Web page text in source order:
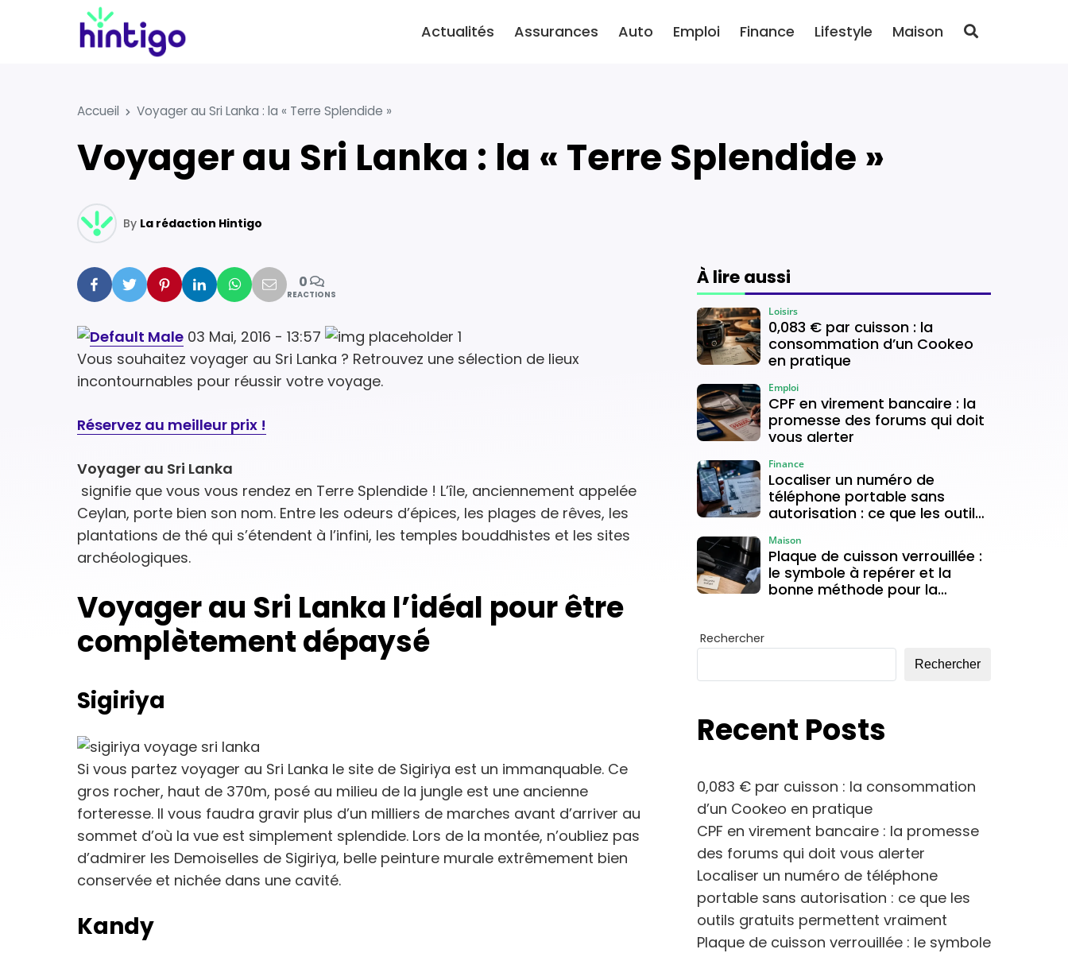
Actualités Assurances Auto Emploi Finance Lifestyle Maison
Accueil Voyager au Sri Lanka : la « Terre Splendide »
Voyager au Sri Lanka : la « Terre Splendide »
By La rédaction Hintigo
Facebook
Twitter PinterestLinkedinWhatsapp
Mail0
REACTIONS
03 Mai, 2016 - 13:57
Vous souhaitez voyager au Sri Lanka ? Retrouvez une sélection de lieux
incontournables pour réussir votre voyage.
Réservez au meilleur prix !
Voyager au Sri Lanka
signifie que vous vous rendez en Terre Splendide ! L’île, anciennement appelée
Ceylan, porte bien son nom. Entre les odeurs d’épices, les plages de rêves, les
plantations de thé qui s’étendent à l’infini, les temples bouddhistes et les sites
archéologiques.
Voyager au Sri Lanka l’idéal pour être
complètement dépaysé
Sigiriya
Si vous partez voyager au Sri Lanka le site de Sigiriya est un immanquable. Ce
gros rocher, haut de 370m, posé au milieu de la jungle est une ancienne
forteresse. Il vous faudra gravir plus d’un milliers de marches avant d’arriver au
sommet d’où la vue est simplement splendide. Lors de la montée, n’oubliez pas
d’admirer les Demoiselles de Sigiriya, belle peinture murale extrêmement bien
conservée et nichée dans une cavité.
Kandy
À lire aussi
0,083 € par cuisson : la
consommation d’un Cookeo
en pratique
Loisirs
CPF en virement bancaire : la
promesse des forums qui doit
vous alerter
Emploi
Localiser un numéro de
téléphone portable sans
autorisation : ce que les outils
Finance
Plaque de cuisson verrouillée :
le symbole à repérer et la
bonne méthode pour la
Maison
Rechercher
Rechercher
Recent Posts
0,083 € par cuisson : la consommation
d’un Cookeo en pratique
CPF en virement bancaire : la promesse
des forums qui doit vous alerter
Localiser un numéro de téléphone
portable sans autorisation : ce que les
outils gratuits permettent vraiment
Plaque de cuisson verrouillée : le symbole